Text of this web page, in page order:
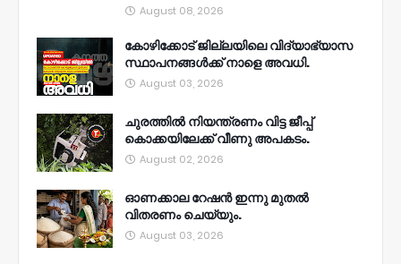
August 08, 2026
കോഴിക്കോട് ജില്ലയിലെ വിദ്യാഭ്യാസ
സ്ഥാപനങ്ങൾക്ക് നാളെ അവധി.
August 03, 2026
ചുരത്തിൽ നിയന്ത്രണം വിട്ട ജീപ്പ്
കൊക്കയിലേക്ക് വീണു അപകടം.
August 02, 2026
ഓണക്കാല റേഷൻ ഇന്നു മുതല്‍
വിതരണം ചെയ്യും.
August 03, 2026